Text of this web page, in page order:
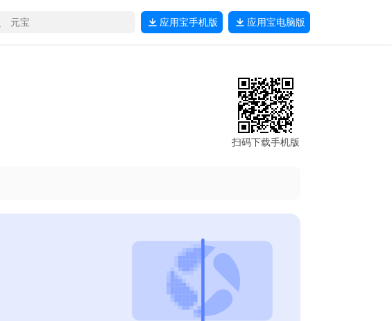
应用宝手机版 应用宝电脑版
扫码下载手机版